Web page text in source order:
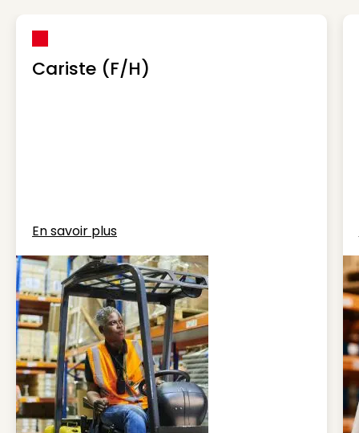
Cariste (F/H)
En savoir plus